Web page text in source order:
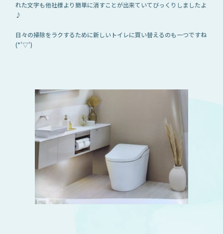
れた文字も他社様より簡単に消すことが出来ていてびっくりしましたよ
♪
日々の掃除をラクするために新しいトイレに買い替えるのも一つですね
(*'▽')